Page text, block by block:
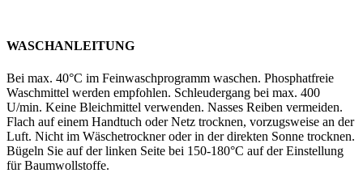
WASCHANLEITUNG
Bei max. 40°C im Feinwaschprogramm waschen. Phosphatfreie
Waschmittel werden empfohlen. Schleudergang bei max. 400
U/min. Keine Bleichmittel verwenden. Nasses Reiben vermeiden.
Flach auf einem Handtuch oder Netz trocknen, vorzugsweise an der
Luft. Nicht im Wäschetrockner oder in der direkten Sonne trocknen.
Bügeln Sie auf der linken Seite bei 150-180°C auf der Einstellung
für Baumwollstoffe.